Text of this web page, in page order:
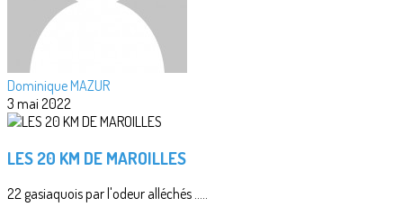
Dominique MAZUR
3 mai 2022
LES 20 KM DE MAROILLES
22 gasiaquois par l'odeur alléchés .....